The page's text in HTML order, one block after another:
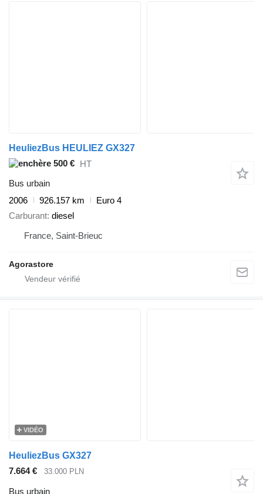
HeuliezBus HEULIEZ GX327
500 € HT
Bus urbain
2006
926.157 km
Euro 4
Carburant diesel
France, Saint-Brieuc
Agorastore
VIDÉO
HeuliezBus GX327
7.664 €
33.000 PLN
Bus urbain